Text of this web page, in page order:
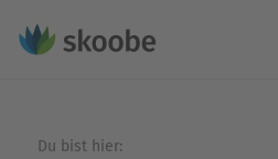
Du bist hier: